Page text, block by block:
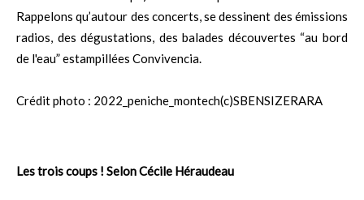
Rappelons qu’autour des concerts, se dessinent des émissions
radios, des dégustations, des balades découvertes “au bord
de l'eau” estampillées Convivencia.
Crédit photo : 2022_peniche_montech(c)SBENSIZERARA
Les trois coups ! Selon Cécile Héraudeau